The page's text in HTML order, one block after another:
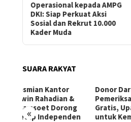
Harus Jadi Momentum
Perkuat Profesionalisme
dan Kapasitas Pertahanan
Nasional
SUARA RAKYAT
«
Donor Darah Ramadhan dan
Pemeriksaan Kesehatan
Gratis, Upaya Alumni ITS
untuk Kemanusiaan